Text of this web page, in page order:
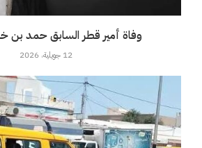
وفاة أمير قطر السابق حمد بن
12 جويلية، 2026